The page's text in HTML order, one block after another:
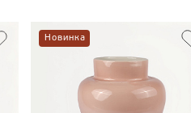
Новинка